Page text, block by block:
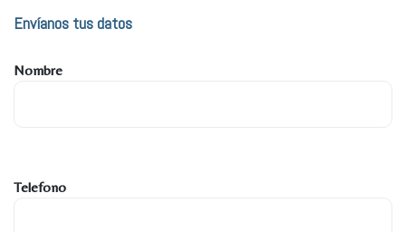
Envíanos tus datos
Nombre
Telefono